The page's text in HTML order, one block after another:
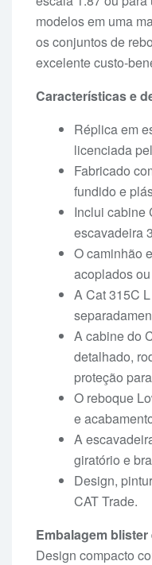
modelos em uma
os conjuntos de
excelente custo-
Características e
Réplica em
licenciada
Fabricado
fundido e
Inclui cabine
escavadeira
O caminhão
acoplados
A Cat 315C
A cabine do
detalhado,
proteção
O reboque
e
A
giratório e
Design,
CAT Trade.
Embalagem blister
Design compacto